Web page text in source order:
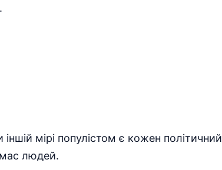
мірі популістом є кожен політичний
мас людей.